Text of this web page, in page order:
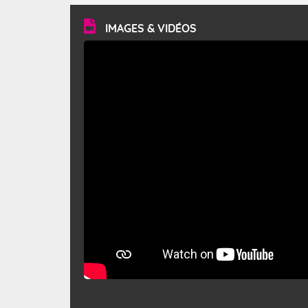
vitesse moyenne de 50 km/h et atteindre 80 à 100 km/h
en rafales, parfois davantage. Il parcourt la basse vallée
du Rhône et la Provence et envahit le littoral
méditerranéen à partir de la Camargue.
IMAGES & VIDÉOS